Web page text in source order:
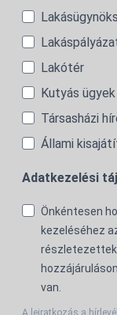
Lakótér
Kutyás ügyek
Társasházi
Állami
Adatkezelési
Önkéntesen
kezeléséhez
van.
A leiratkozás a